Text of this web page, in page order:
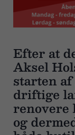
Efter at
Aksel
starten
driftige
renovere
og